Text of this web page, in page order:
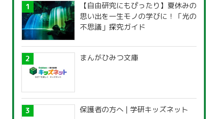
【自由研究にもぴったり】夏休みの
思い出を一生モノの学びに！「光の
不思議」探究ガイド
まんがひみつ文庫
保護者の方へ | 学研キッズネット